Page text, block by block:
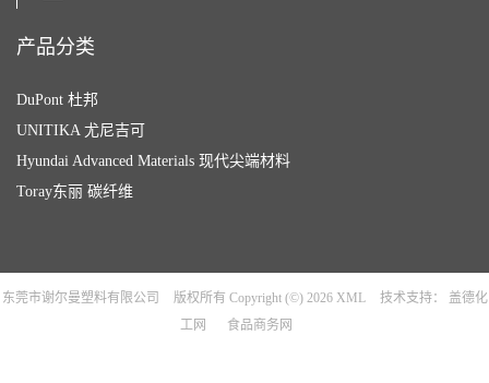
产品分类
DuPont 杜邦
UNITIKA 尤尼吉可
Hyundai Advanced Materials 现代尖端材料
Toray东丽 碳纤维
东莞市谢尔曼塑料有限公司 版权所有 Copyright (©) 2026 XML 技术支持：
盖德化
工网
食品商务网